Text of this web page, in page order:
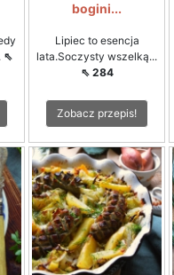
⇖
bogini...
Lipiec to esencja
lata.Soczysty wszelką...
⇖ 284
Zobacz przepis!